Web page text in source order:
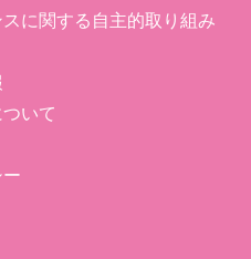
に関する自主的取り組み
いて